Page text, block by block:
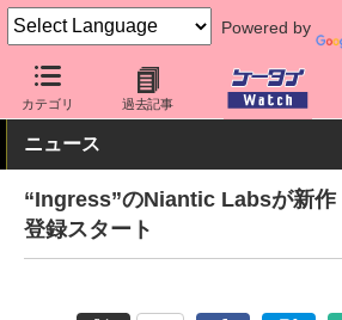
Powered by
カテゴリ 過去記事
ケータイ Watch OS Android アプリ
ニュース
“Ingress”のNiantic Labsが新
登録スタート